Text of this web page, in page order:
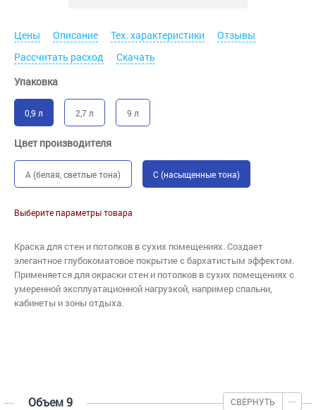
Цены Описание Тех. характеристики
Отзывы
Рассчитать расход
Скачать
Упаковка
0,9 л 2,7 л 9 л
Цвет производителя
A (белая, светлые тона) C (насыщенные тона)
Выберите параметры товара
Краска для стен и потолков в сухих помещениях. Создает
элегантное глубокоматовое покрытие с бархатистым эффектом.
Применяется для окраски стен и потолков в сухих помещениях с
умеренной эксплуатационной нагрузкой, например спальни,
кабинеты и зоны отдыха.
Объем 9 СВЕРНУТЬ